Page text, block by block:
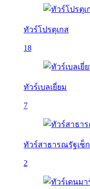
ทัวร์โปรตุเกส
18
ทัวร์เบลเยี่ยม
7
ทัวร์สาธารณรัฐเช็ก
2